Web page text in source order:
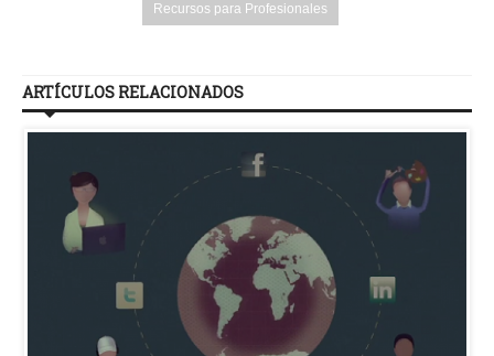
Recursos para Profesionales
ARTÍCULOS RELACIONADOS